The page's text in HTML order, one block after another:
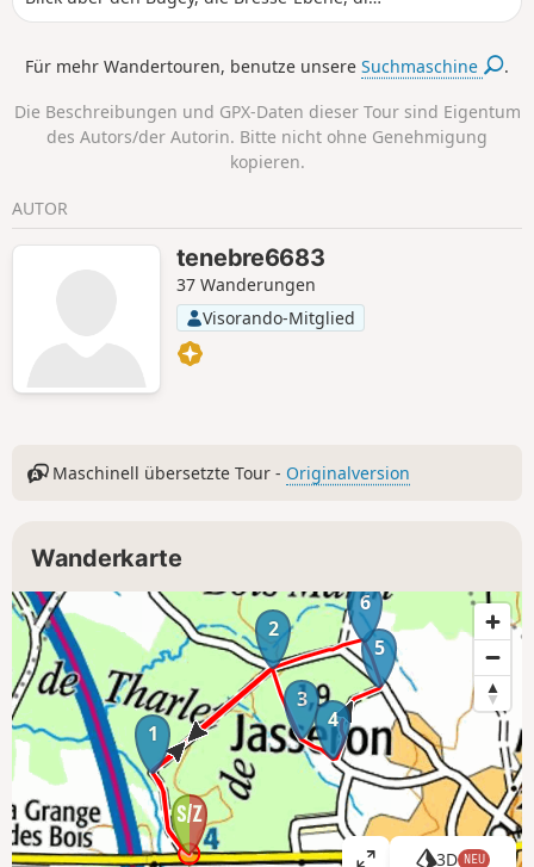
Monts du Beaujolais und die Region Lyon.
Ende der Wanderung.
Für mehr Wandertouren, benutze unsereSuchmaschine .
Die Beschreibungen und GPX-Daten dieser Tour sind Eigentum
des Autors/der Autorin. Bitte nicht ohne Genehmigung
kopieren.
AUTOR
tenebre6683
37 Wanderungen
Visorando-Mitglied
Maschinell übersetzte Tour - Originalversion
Wanderkarte
1
2
3
4
5
6
3D NEU